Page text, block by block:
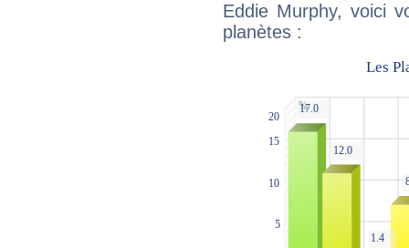
Eddie Murphy, voici
planètes :